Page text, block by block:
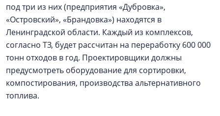
под три из них (предприятия «Дубровка»,
«Островский», «Брандовка») находятся в
Ленинградской области. Каждый из комплексов,
согласно ТЗ, будет рассчитан на переработку 600 000
тонн отходов в год. Проектировщики должны
предусмотреть оборудование для сортировки,
компостирования, производства альтернативного
топлива.